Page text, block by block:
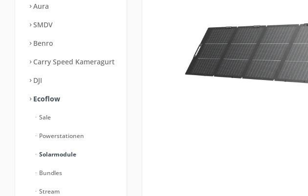
Aura
SMDV
Benro
Carry Speed Kameragurt
DJI
Ecoflow
Sale
Powerstationen
Solarmodule
Bundles
Stream